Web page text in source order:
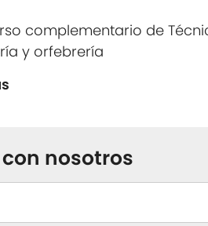
complementario de
y orfebrería
nosotros